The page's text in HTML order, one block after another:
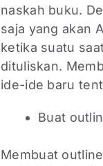
naskah buku.
saja yang akan
ketika suatu
dituliskan.
ide-ide baru
Buat
Membuat